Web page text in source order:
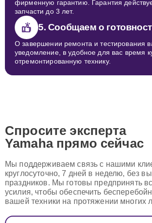
фирменную гарантию. Гарантия
запчасти до 3 лет.
5. Сообщаем о
О завершении ремонта и тестирования
уведомление, в удобное для вас время
отремонтированную технику.
Спросите эксперта
Yamaha прямо сейчас
Мы поддерживаем связь с нашими
круглосуточно, 7 дней в неделю, без
праздников. Мы готовы предпринять
усилия, чтобы обеспечить
вашей техники на протяжении многих